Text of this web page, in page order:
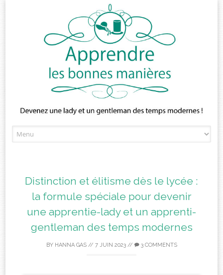
to
Distinction et élitisme dès le lycée :
la formule spéciale pour devenir
une apprentie-lady et un apprenti-
gentleman des temps modernes
BY HANNA GAS// 7 JUIN 2023// 3 COMMENTS